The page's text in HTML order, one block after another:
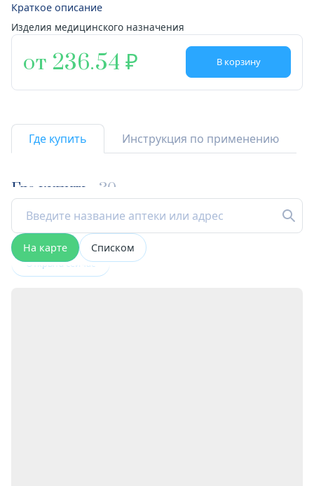
Краткое описание
Изделия медицинского назначения
от 236.54 В корзину
Где купить Инструкция по применению
Где купить 30
На карте Списком
Открыта сейчас